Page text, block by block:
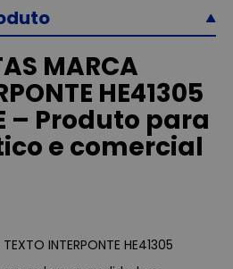
MARCA
HE41305
– Produto para
e comercial
INTERPONTE HE41305